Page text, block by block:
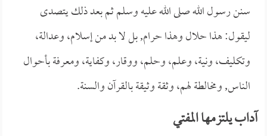
سنن رسول الله صلى الله عليه وسلم ثم بعد ذلك يتصدى
ليقول: هذا حلال وهذا حرام, بل لا بد من إسلام، وعدالة،
وتكليف، ونية، وعلم، وحلم، ووقار، وكفاية، ومعرفة بأحوال
الناس, ومخالطة لهم، وثقة وثيقة بالقرآن والسنة.
آداب يلتزمها المفتي